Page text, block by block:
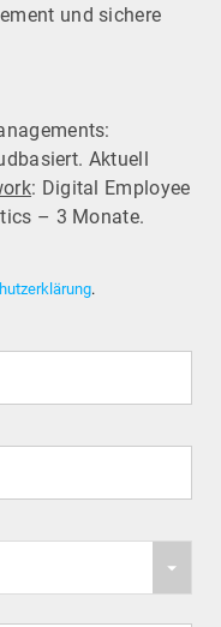
und sichere
Aktuell
: Digital Employee
– 3 Monate.
.